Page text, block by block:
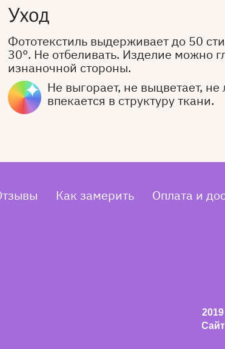
Уход
Фототекстиль выдерживает до 50
30°. Не отбеливать. Изделие можно
изнаночной стороны.
Не выгорает, не выцветает, не
впекается в структуру ткани.
Как замерить
Оплата и